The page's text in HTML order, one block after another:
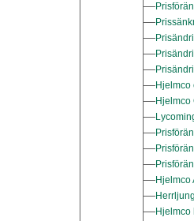
Hjelmco
Hjelmco
Hjelmco